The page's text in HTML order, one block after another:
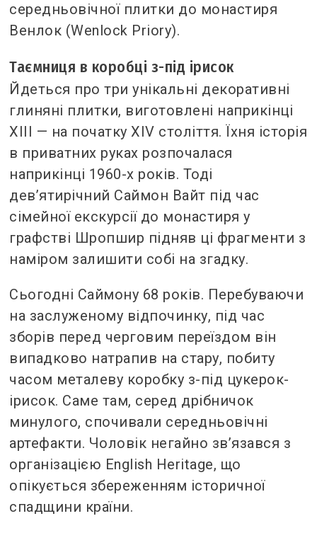
середньовічної плитки до монастиря
Венлок (Wenlock Priory).
Таємниця в коробці з-під ірисок
Йдеться про три унікальні декоративні
глиняні плитки, виготовлені наприкінці
XIII — на початку XIV століття. Їхня історія
в приватних руках розпочалася
наприкінці 1960-х років. Тоді
дев’ятирічний Саймон Вайт під час
сімейної екскурсії до монастиря у
графстві Шропшир підняв ці фрагменти з
наміром залишити собі на згадку.
Сьогодні Саймону 68 років. Перебуваючи
на заслуженому відпочинку, під час
зборів перед черговим переїздом він
випадково натрапив на стару, побиту
часом металеву коробку з-під цукерок-
ірисок. Саме там, серед дрібничок
минулого, спочивали середньовічні
артефакти. Чоловік негайно зв’язався з
організацією English Heritage, що
опікується збереженням історичної
спадщини країни.